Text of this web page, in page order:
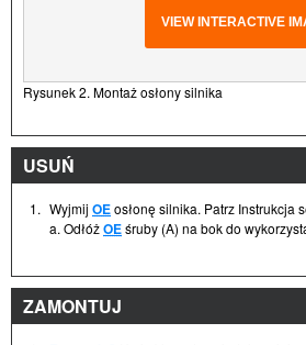
VIEW INTERACTIVE
Rysunek 2. Montaż osłony silnika
USUŃ
1. Wyjmij OEosłonę silnika. Patrz Instrukcja
a. OdłóżOEśruby (A) na bok do
ZAMONTUJ